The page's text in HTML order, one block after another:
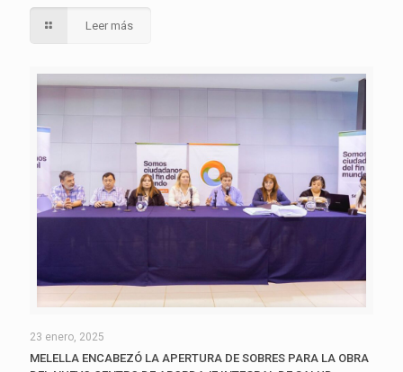
Leer más
23 enero, 2025
MELELLA ENCABEZÓ LA APERTURA DE SOBRES PARA LA OBRA